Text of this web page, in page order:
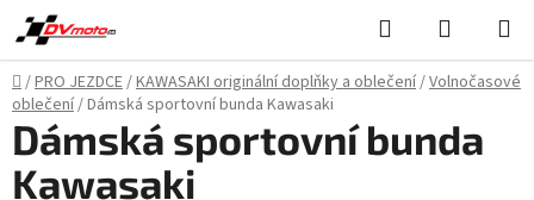
Přejít
na
obsah
Hledat
KOŠÍK
Domů
/PRO JEZDCE/KAWASAKI originální doplňky a oblečení/Volnočasové
oblečení/Dámská sportovní bunda Kawasaki
Dámská sportovní bunda
Kawasaki